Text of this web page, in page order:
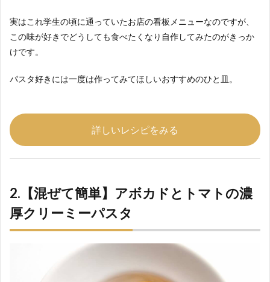
実はこれ学生の頃に通っていたお店の看板メニューなのですが、
この味が好きでどうしても食べたくなり自作してみたのがきっか
けです。
パスタ好きには一度は作ってみてほしいおすすめのひと皿。
詳しいレシピをみる
2.【混ぜて簡単】アボカドとトマトの濃
厚クリーミーパスタ